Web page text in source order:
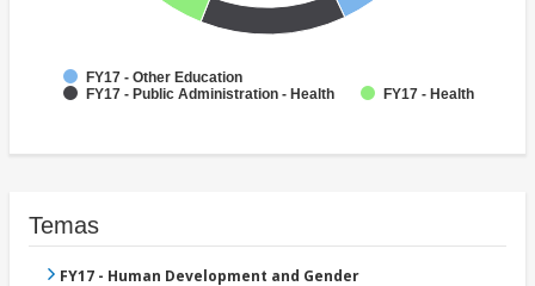
FY17 - Other Education
FY17 - Public Administration - Health
FY17 - Health
Temas
FY17 - Human Development and Gender